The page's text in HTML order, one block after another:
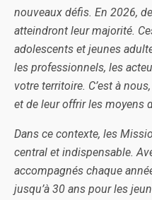
nouveaux défis. En 2026,
atteindront leur majorité.
adolescents et jeunes
les professionnels, les
votre territoire. C’est à
et de leur offrir les moyens
Dans ce contexte, les
central et indispensable.
accompagnés chaque
jusqu’à 30 ans pour les